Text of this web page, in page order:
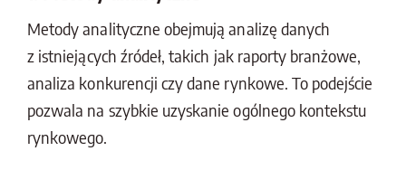
Metody analityczne obejmują analizę danych
z istniejących źródeł, takich jak raporty branżowe,
analiza konkurencji czy dane rynkowe. To podejście
pozwala na szybkie uzyskanie ogólnego kontekstu
rynkowego.